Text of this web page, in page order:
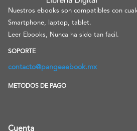
Nuestros ebooks son compatibles con
Smartphone, laptop, tablet.
Leer Ebooks, Nunca ha sido tan facil.
SOPORTE
contacto@pangeaebook.mx
METODOS DE PAGO
Cuenta